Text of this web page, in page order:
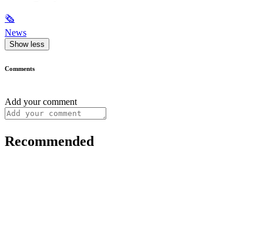
🗞
News
Show less
Comments
Add your comment
Recommended